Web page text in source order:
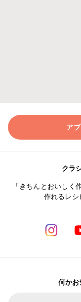
ア
クラ
「きちんとおいしく
作れるレシ
何かお